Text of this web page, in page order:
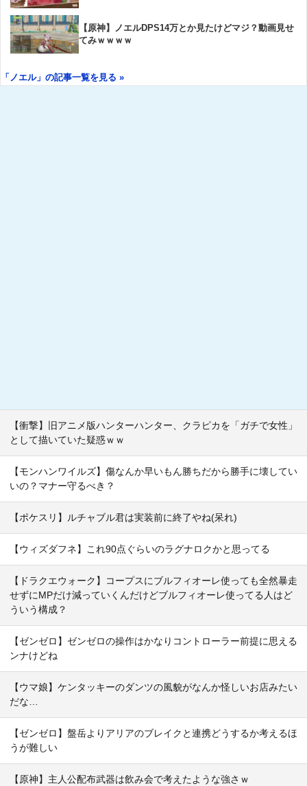
【原神】ノエルDPS14万とか見たけどマジ？動画見せ
てみｗｗｗｗ
「ノエル」の記事一覧を見る »
【衝撃】旧アニメ版ハンターハンター、クラピカを「ガチで女性」
として描いていた疑惑ｗｗ
【モンハンワイルズ】傷なんか早いもん勝ちだから勝手に壊してい
いの？マナー守るべき？
【ポケスリ】ルチャブル君は実装前に終了やね(呆れ)
【ウィズダフネ】これ90点ぐらいのラグナロクかと思ってる
【ドラクエウォーク】コープスにブルフィオーレ使っても全然暴走
せずにMPだけ減っていくんだけどブルフィオーレ使ってる人はど
ういう構成？
【ゼンゼロ】ゼンゼロの操作はかなりコントローラー前提に思える
ンナけどね
【ウマ娘】ケンタッキーのダンツの風貌がなんか怪しいお店みたい
だな…
【ゼンゼロ】盤岳よりアリアのブレイクと連携どうするか考えるほ
うが難しい
【原神】主人公配布武器は飲み会で考えたような強さｗ